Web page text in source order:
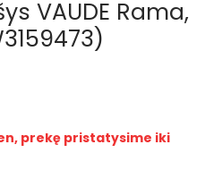
VAUDE Rama,
prekę pristatysime iki